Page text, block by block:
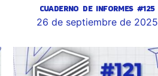
CUADERNO DE INFORMES #125
26 de septiembre de 2025